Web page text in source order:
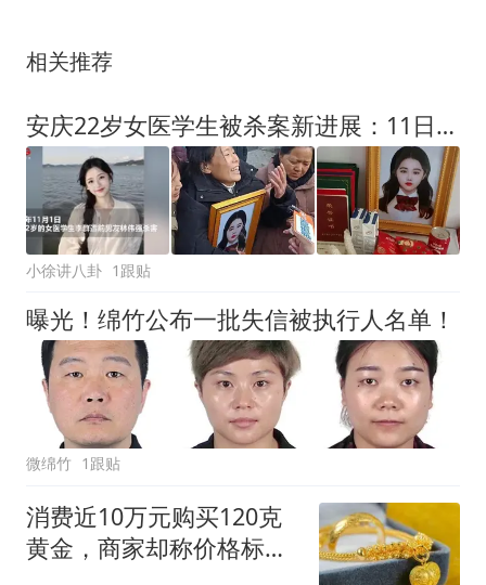
相关推荐
安庆22岁女医学生被杀案新进展：11日宣判二审结果
小徐讲八卦 1跟贴
曝光！绵竹公布一批失信被执行人名单！
微绵竹 1跟贴
消费近10万元购买120克
黄金，商家却称价格标错